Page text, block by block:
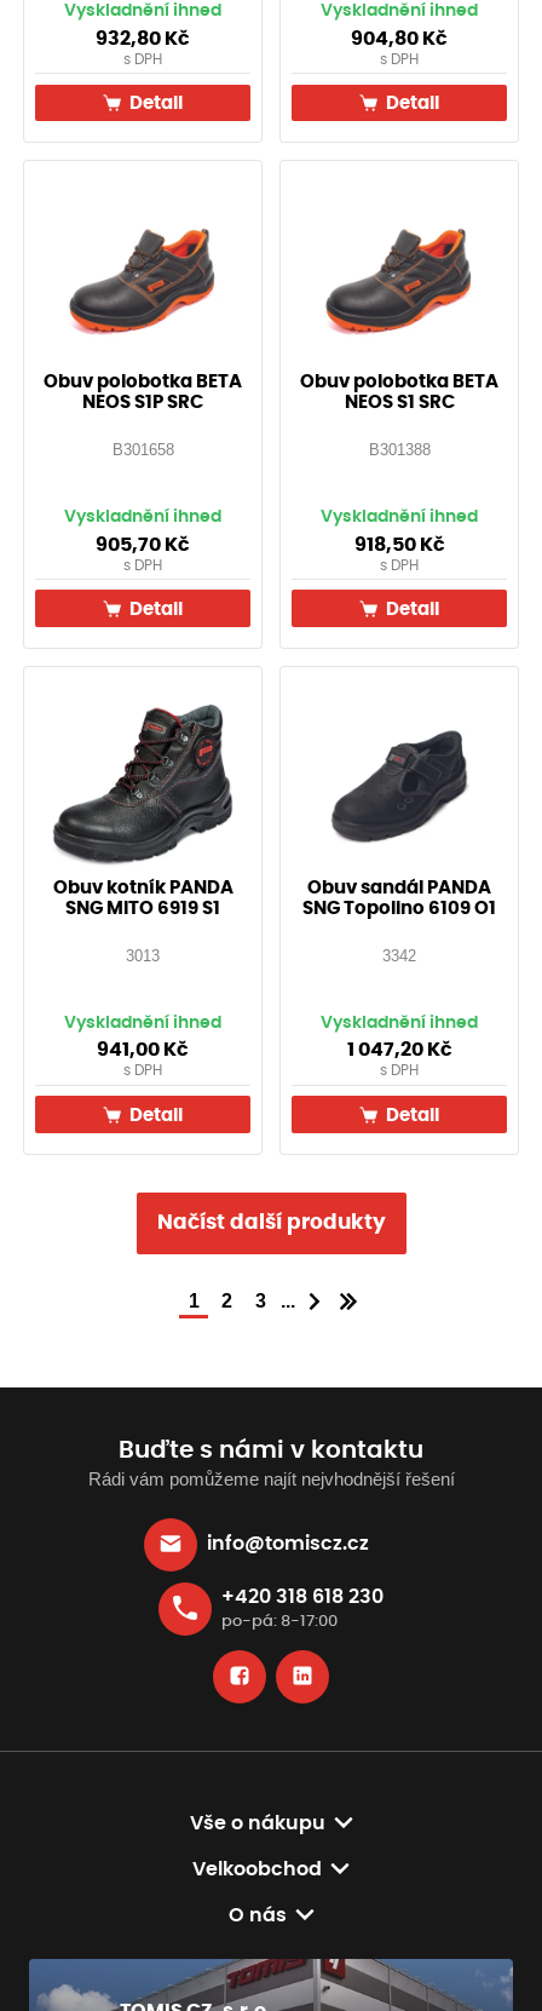
Vyskladnění ihned
932,80 Kč
s DPH
Detail
Vyskladnění ihned
904,80 Kč
s DPH
Detail
Obuv polobotka BETA
NEOS S1P SRC
B301658
Vyskladnění ihned
905,70 Kč
s DPH
Detail
Obuv polobotka BETA
NEOS S1 SRC
B301388
Vyskladnění ihned
918,50 Kč
s DPH
Detail
Obuv kotník PANDA
SNG MITO 6919 S1
3013
Vyskladnění ihned
941,00 Kč
s DPH
Detail
Obuv sandál PANDA
SNG Topolino 6109 O1
3342
Vyskladnění ihned
1 047,20 Kč
s DPH
Detail
Načíst další produkty
1 2 3 ...
Buďte s námi v kontaktu
Rádi vám pomůžeme najít nejvhodnější řešení
info@tomiscz.cz
+420 318 618 230
po-pá: 8-17:00
Vše o nákupu
Velkoobchod
O nás